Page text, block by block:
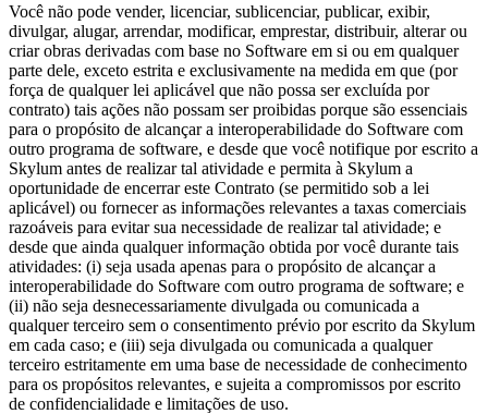
Você não pode vender, licenciar, sublicenciar, publicar, exibir,
divulgar, alugar, arrendar, modificar, emprestar, distribuir, alterar ou
criar obras derivadas com base no Software em si ou em qualquer
parte dele, exceto estrita e exclusivamente na medida em que (por
força de qualquer lei aplicável que não possa ser excluída por
contrato) tais ações não possam ser proibidas porque são essenciais
para o propósito de alcançar a interoperabilidade do Software com
outro programa de software, e desde que você notifique por escrito a
Skylum antes de realizar tal atividade e permita à Skylum a
oportunidade de encerrar este Contrato (se permitido sob a lei
aplicável) ou fornecer as informações relevantes a taxas comerciais
razoáveis para evitar sua necessidade de realizar tal atividade; e
desde que ainda qualquer informação obtida por você durante tais
atividades: (i) seja usada apenas para o propósito de alcançar a
interoperabilidade do Software com outro programa de software; e
(ii) não seja desnecessariamente divulgada ou comunicada a
qualquer terceiro sem o consentimento prévio por escrito da Skylum
em cada caso; e (iii) seja divulgada ou comunicada a qualquer
terceiro estritamente em uma base de necessidade de conhecimento
para os propósitos relevantes, e sujeita a compromissos por escrito
de confidencialidade e limitações de uso.